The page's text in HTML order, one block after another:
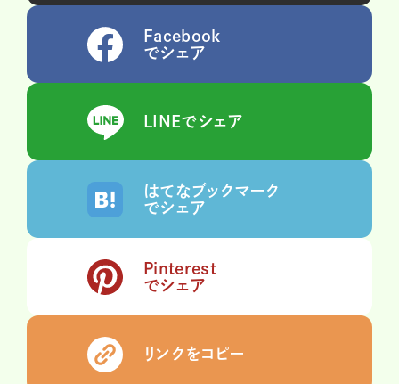
Facebook
でシェア
LINEでシェア
はてなブックマーク
でシェア
Pinterest
でシェア
リンクをコピー